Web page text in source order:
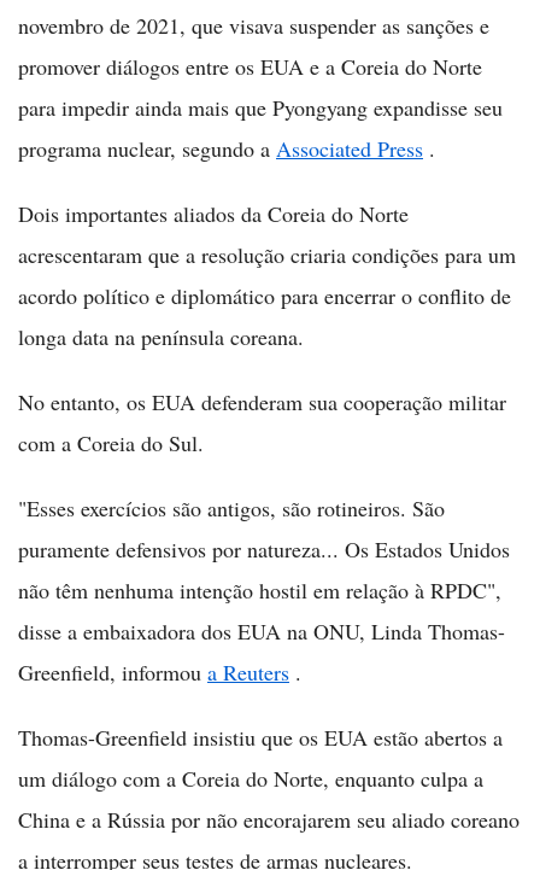
novembro de 2021, que visava suspender as sanções e
promover diálogos entre os EUA e a Coreia do Norte
para impedir ainda mais que Pyongyang expandisse seu
programa nuclear, segundo a Associated Press .
Dois importantes aliados da Coreia do Norte
acrescentaram que a resolução criaria condições para um
acordo político e diplomático para encerrar o conflito de
longa data na península coreana.
No entanto, os EUA defenderam sua cooperação militar
com a Coreia do Sul.
"Esses exercícios são antigos, são rotineiros. São
puramente defensivos por natureza... Os Estados Unidos
não têm nenhuma intenção hostil em relação à RPDC",
disse a embaixadora dos EUA na ONU, Linda Thomas-
Greenfield, informou a Reuters .
Thomas-Greenfield insistiu que os EUA estão abertos a
um diálogo com a Coreia do Norte, enquanto culpa a
China e a Rússia por não encorajarem seu aliado coreano
a interromper seus testes de armas nucleares.